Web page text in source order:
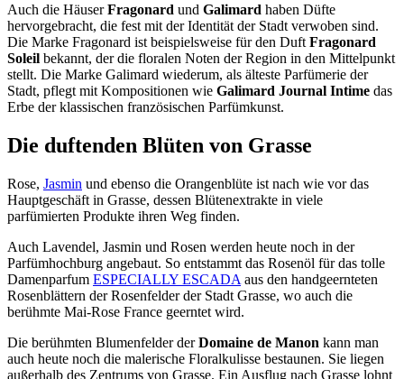
Auch die HäuserFragonard und Galimard haben Düfte
hervorgebracht, die fest mit der Identität der Stadt verwoben sind.
Die Marke Fragonard ist beispielsweise für den Duft Fragonard
Soleil bekannt, der die floralen Noten der Region in den Mittelpunkt
stellt. Die Marke Galimard wiederum, als älteste Parfümerie der
Stadt, pflegt mit Kompositionen wie Galimard Journal Intime das
Erbe der klassischen französischen Parfümkunst.
Die duftenden Blüten von Grasse
Rose, Jasmin und ebenso die Orangenblüte ist nach wie vor das
Hauptgeschäft in Grasse, dessen Blütenextrakte in viele
parfümierten Produkte ihren Weg finden.
Auch Lavendel, Jasmin und Rosen werden heute noch in der
Parfümhochburg angebaut. So entstammt das Rosenöl für das tolle
Damenparfum ESPECIALLY ESCADA aus den handgeernteten
Rosenblättern der Rosenfelder der Stadt Grasse, wo auch die
berühmte Mai-Rose France geerntet wird.
Die berühmten Blumenfelder derDomaine de Manon kann man
auch heute noch die malerische Floralkulisse bestaunen. Sie liegen
außerhalb des Zentrums von Grasse. Ein Ausflug nach Grasse lohnt